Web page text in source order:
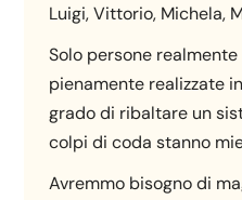
Luigi, Vittorio, Michela,
Solo persone
pienamente realizzate
grado di ribaltare un
colpi di coda stanno
Avremmo bisogno di